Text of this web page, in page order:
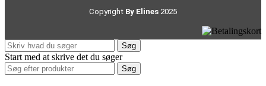
Copyright By Elines 2025
Søg
Start med at skrive det du søger
Søg